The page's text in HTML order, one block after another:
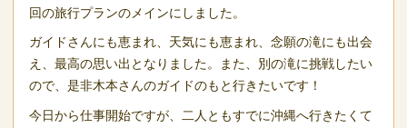
回の旅行プランのメインにしました。
ガイドさんにも恵まれ、天気にも恵まれ、念願の滝にも出会
え、最高の思い出となりました。また、別の滝に挑戦したい
ので、是非木本さんのガイドのもと行きたいです！
今日から仕事開始ですが、二人ともすでに沖縄へ行きたくて